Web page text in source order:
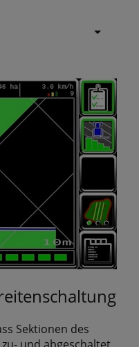
Sektionen des